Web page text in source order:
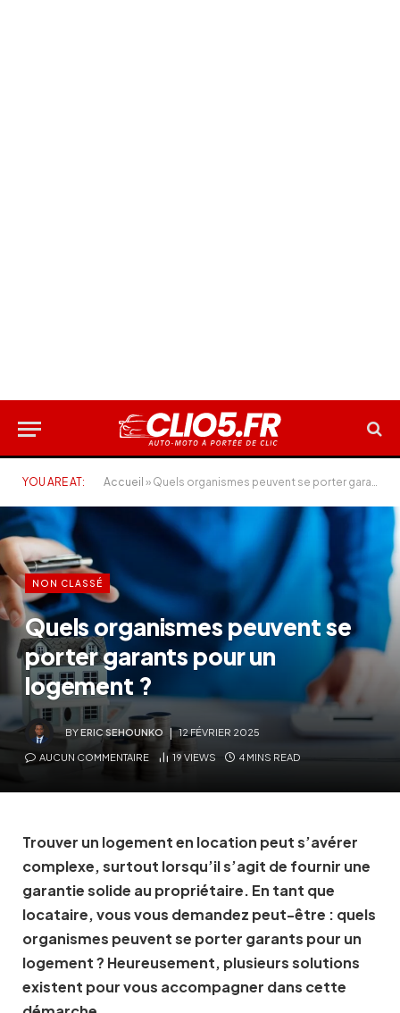
YOU ARE AT: Accueil » Quels organismes peuvent se porter garants pour un logement ?
NON CLASSÉ
Quels organismes peuvent se
porter garants pour un
logement ?
BYERIC SEHOUNKO 12 FÉVRIER 2025
AUCUN COMMENTAIRE 19 VIEWS 4 MINS READ
Trouver un logement en location peut s’avérer
complexe, surtout lorsqu’il s’agit de fournir une
garantie solide au propriétaire. En tant que
locataire, vous vous demandez peut-être : quels
organismes peuvent se porter garants pour un
logement ? Heureusement, plusieurs solutions
existent pour vous accompagner dans cette